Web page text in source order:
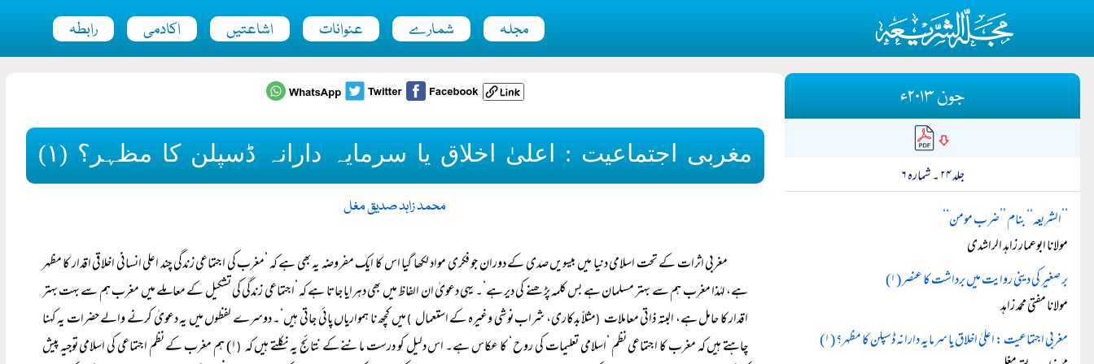
مجلہ شمارے عنوانات اشاعتیں اکادمی رابطہ
مغربی اجتماعیت : اعلیٰ اخلاق یا سرمایہ دارانہ ڈسپلن کا مظہر؟ (۱)
محمد زاہد صدیق مغل
مغربی اثرات کے تحت اسلامی دنیا میں بیسویں صدی کے دوران جو فکری مواد لکھا گیا اس کا ایک مفروضہ یہ بھی ہے کہ ’مغرب کی اجتماعی زندگی چند اعلی انسانی اخلاقی اقدار کا مظہر
ہے، لہٰذا مغرب ہم سے بہتر مسلمان ہے بس کلمہ پڑھنے کی دیر ہے‘۔ یہی دعویٰ ان الفاظ میں بھی دہرایا جاتا ہے کہ ’اجتماعی زندگی کی تشکیل کے معاملے میں مغرب ہم سے بہت بہتر
اقدار کا حامل ہے، البتہ ذاتی معاملات (مثلاً بدکاری، شراب نوشی وغیرہ کے استعمال )میں کچھ نا ہمواریاں پائی جاتی ہیں‘۔ دوسرے لفظوں میں یہ دعویٰ کرنے والے حضرات یہ کہنا
چاہتے ہیں کہ مغرب کا اجتماعی نظم ’اسلامی تعلیمات کی روح ‘ کا عکاس ہے۔ اس دلیل کو درست ماننے کے نتائج یہ نکلتے ہیں کہ ( ۱) ہم مغرب کے نظم اجتماعی کی اسلامی توجیہ پیش
جون ۲۰۱۳ء
جلد ۲۴ ۔ شمارہ ۶
’’الشریعہ‘‘ بنام ’’ضرب مومن‘‘
مولانا ابوعمار زاہد الراشدی
بر صغیر کی دینی روایت میں برداشت کا عنصر (۱)
مولانا مفتی محمد زاہد
مغربی اجتماعیت : اعلیٰ اخلاق یا سرمایہ دارانہ ڈسپلن کا مظہر؟ (۱)